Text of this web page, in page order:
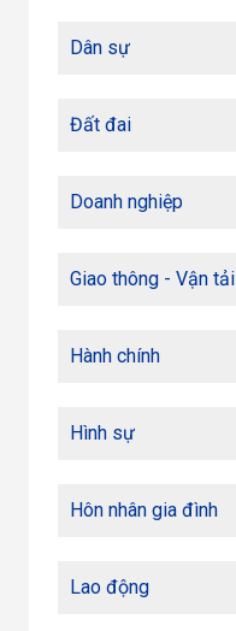
Dân sự
Đất đai
Doanh nghiệp
Giao thông - Vận tải
Hành chính
Hình sự
Hôn nhân gia đình
Lao động